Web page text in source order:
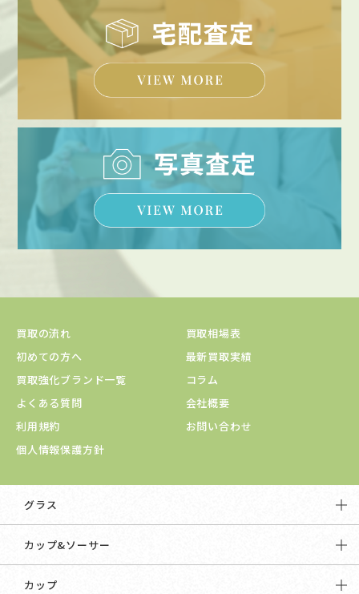
買取の流れ
買取相場表
初めての方へ
最新買取実績
買取強化ブランド一覧
コラム
よくある質問
会社概要
利用規約
お問い合わせ
個人情報保護方針
グラス
カップ&ソーサー
カップ